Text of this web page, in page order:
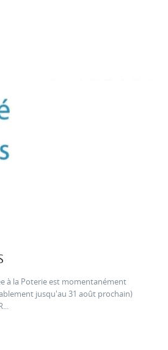
à la Poterie est momentanément
jusqu'au 31 août prochain)